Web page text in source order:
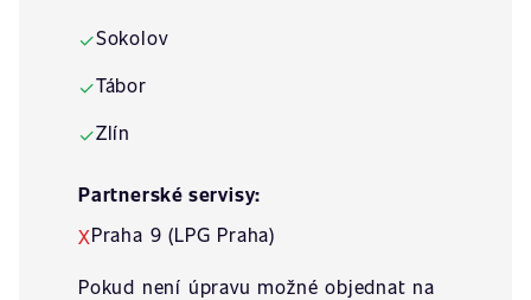
✓Sokolov
✓Tábor
✓Zlín
Partnerské servisy:
XPraha 9 (LPG Praha)
Pokud není úpravu možné objednat na